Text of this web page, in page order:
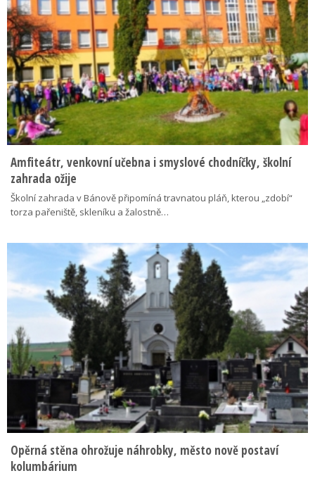
Amfiteátr, venkovní učebna i smyslové chodníčky, školní
zahrada ožije
Školní zahrada v Bánově připomíná travnatou pláň, kterou „zdobí“
torza pařeniště, skleníku a žalostně…
Opěrná stěna ohrožuje náhrobky, město nově postaví
kolumbárium